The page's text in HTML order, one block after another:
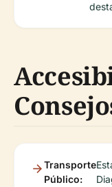
Transporte
Público: